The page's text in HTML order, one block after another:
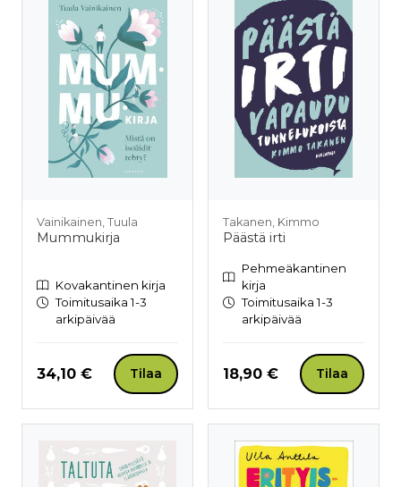
Vainikainen, Tuula
Mummukirja
Kovakantinen kirja
Toimitusaika 1-3
arkipäivää
Hinta nyt
34,10 € Tilaa
Takanen, Kimmo
Päästä irti
Pehmeäkantinen
kirja
Toimitusaika 1-3
arkipäivää
Hinta nyt
18,90 € Tilaa